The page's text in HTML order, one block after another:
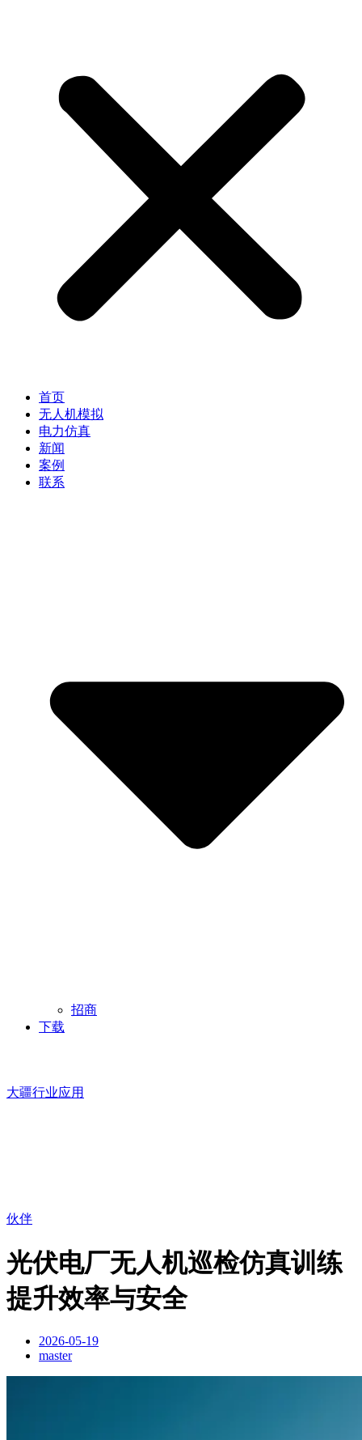
首页
无人机模拟
电力仿真
新闻
案例
联系
招商
下载
大疆行业应用
伙伴
光伏电厂无人机巡检仿真训练
提升效率与安全
2026-05-19
master